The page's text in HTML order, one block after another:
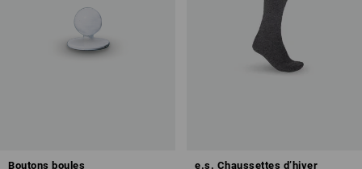
Boutons boules e.s. Chaussettes d’hiver